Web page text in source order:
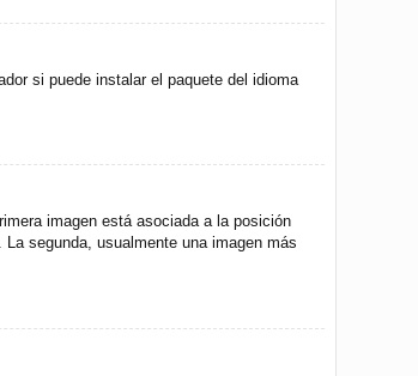
si puede instalar el paquete del idioma
imagen está asociada a la posición
segunda, usualmente una imagen más